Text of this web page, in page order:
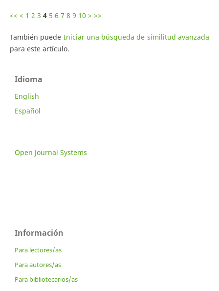
<< < 1 2 3 4 5 6 7 8 9 10 > >>
También puede Iniciar una búsqueda de similitud avanzada
para este artículo.
Idioma
English
Español
Open Journal Systems
Información
Para lectores/as
Para autores/as
Para bibliotecarios/as